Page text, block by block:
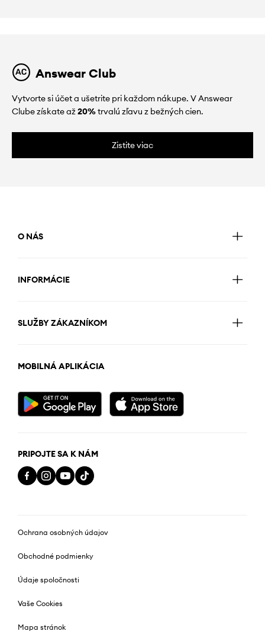
Answear Club
Vytvorte si účet a ušetrite pri každom nákupe. V Answear
Clube získate až20%trvalú zľavu z bežných cien.
Zistite viac
O NÁS
INFORMÁCIE
SLUŽBY ZÁKAZNÍKOM
MOBILNÁ APLIKÁCIA
PRIPOJTE SA K NÁM
Ochrana osobných údajov
Obchodné podmienky
Údaje spoločnosti
Vaše Cookies
Mapa stránok